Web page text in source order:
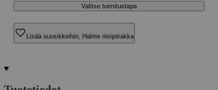
Valitse toimitustapa
Lisää suosikkeihin, Halme riisipiirakka